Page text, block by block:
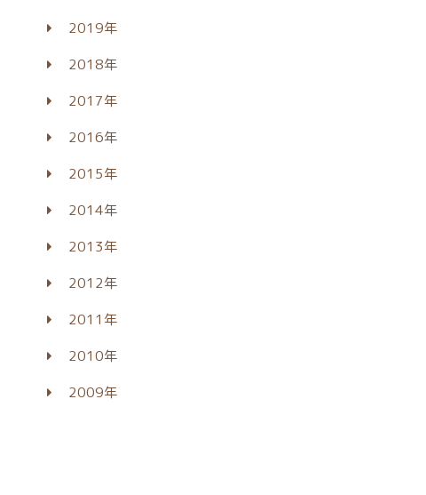
2019年
2018年
2017年
2016年
2015年
2014年
2013年
2012年
2011年
2010年
2009年